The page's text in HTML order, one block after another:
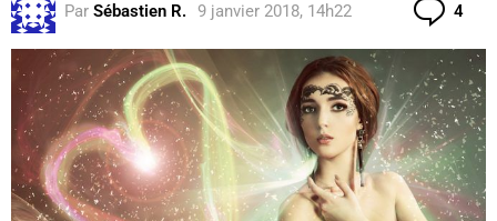
Par Sébastien R. 9 janvier 2018, 14h22 4